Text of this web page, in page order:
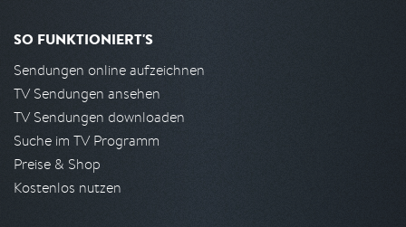
SO FUNKTIONIERT'S
Sendungen online aufzeichnen
TV Sendungen ansehen
TV Sendungen downloaden
Suche im TV Programm
Preise & Shop
Kostenlos nutzen